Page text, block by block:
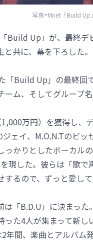
写真=Mnet「Build Up
Build Up」が、最終デ
共に、幕を下ろした。
「Build Up」の最終回
ム、そしてグループ名
万円）を獲得し、
ジェイ、M.O.N.Tのビ
っかりとしたボーカル
現した。彼らは「歌で
るので、ずっと愛し
「B.D.U」に決まっ
った4人が集まって新
年間、楽曲とアルバム